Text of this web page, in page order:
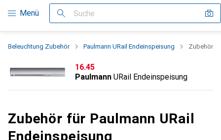
Navigation nach Kategorien
Menü Suche
Beleuchtung Zubehör Paulmann URail Endeinspeisung Zubehör
CHF
16.45
Paulmann URail Endeinspeisung
Zubehör für Paulmann URail
Endeinspeisung